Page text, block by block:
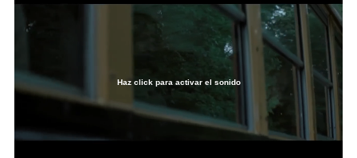
Loaded
100.00%
Haz click para activar el sonido